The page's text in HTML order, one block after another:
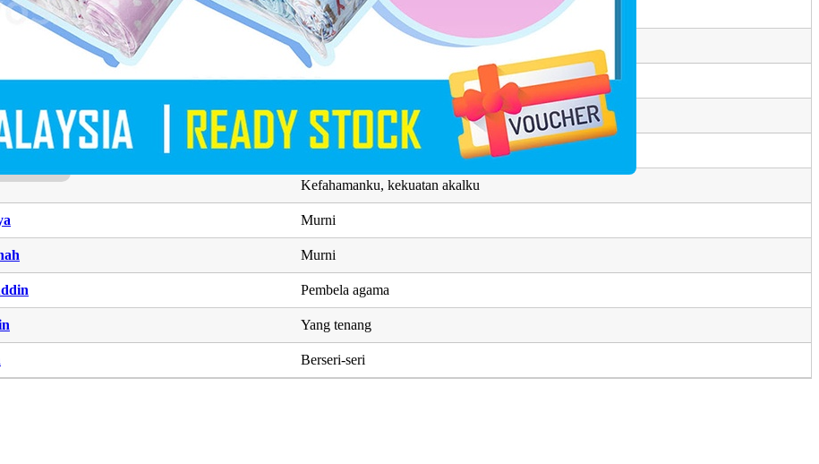
Bunga, keindahan, berseri
Yang cerdik
Sedap dipandang
Pemahamanku, pengertianku
Menurut akal
Kefahamanku, kekuatan akalku
Murni
Murni
Pembela agama
Yang tenang
Berseri-seri